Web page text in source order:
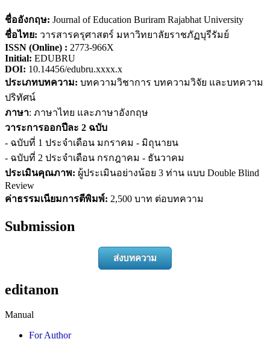
ชื่ออังกฤษ: Journal of Education Buriram Rajabhat University
ชื่อไทย: วารสารครุศาสตร์ มหาวิทยาลัยราชภัฏบุรีรัมย์
ISSN (Online) : 2773-966X
Initial: EDUBRU
DOI: 10.14456/edubru.xxxx.x
ประเภทบทความ: บทความวิชาการ บทความวิจัย และบทความ
ปริทัศน์
ภาษา: ภาษาไทย และภาษาอังกฤษ
วาระการออกปีละ 2 ฉบับ
- ฉบับที่ 1 ประจำเดือน มกราคม - มิถุนายน
- ฉบับที่ 2 ประจำเดือน กรกฎาคม - ธันวาคม
ประเมินคุณภาพ: ผู้ประเมินอย่างน้อย 3 ท่าน แบบ Double Blind
Review
ค่าธรรมเนียมการตีพิมพ์: 2,500 บาท ต่อบทความ
Submission
ส่งบทความ
editanon
Manual
For Author